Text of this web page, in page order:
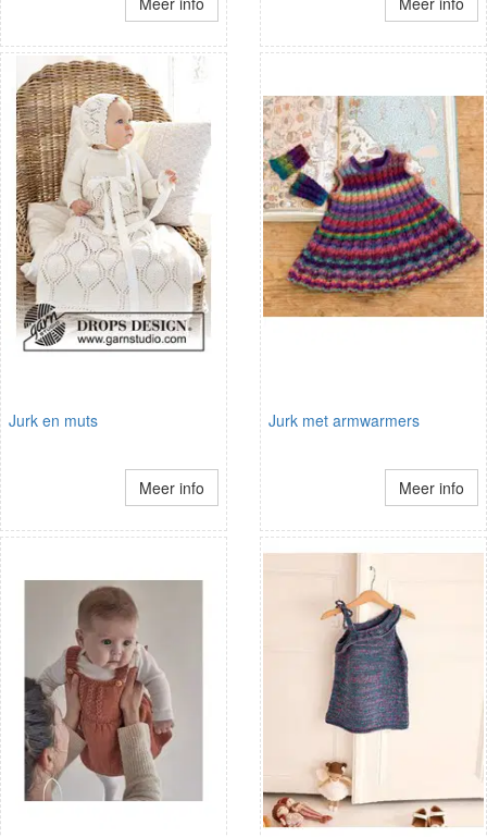
Jurk en muts
Meer info
Jurk met armwarmers
Meer info